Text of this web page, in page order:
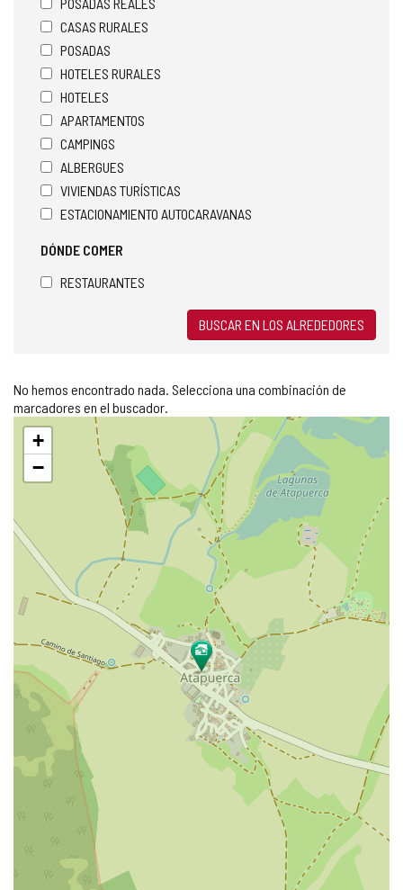
CASAS RURALES
POSADAS
HOTELES RURALES
HOTELES
APARTAMENTOS
CAMPINGS
ALBERGUES
VIVIENDAS TURÍSTICAS
ESTACIONAMIENTO AUTOCARAVANAS
DÓNDE COMER
RESTAURANTES
BUSCAR EN LOS ALREDEDORES
No hemos encontrado nada. Selecciona una combinación de
marcadores en el buscador.
Saltar
mapa
+
−